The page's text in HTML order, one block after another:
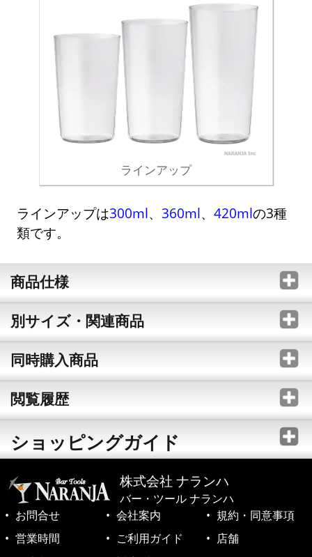
ラインアップ
ラインアップは300ml、360ml、420mlの3種
類です。
商品仕様
別サイズ・関連商品
同時購入商品
閲覧履歴
ショッピングガイド
株式会社 ナランハ
バー・ツール ナランハ
お問合せ
会社案内
規約・同意事項
営業時間
ご利用ガイド
店舗